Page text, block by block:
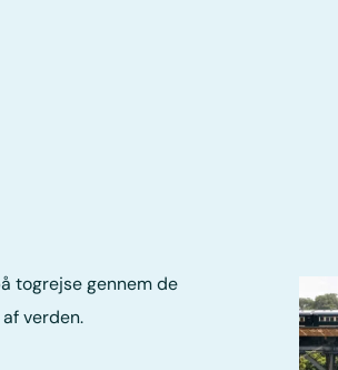
togrejse gennem de
verden.